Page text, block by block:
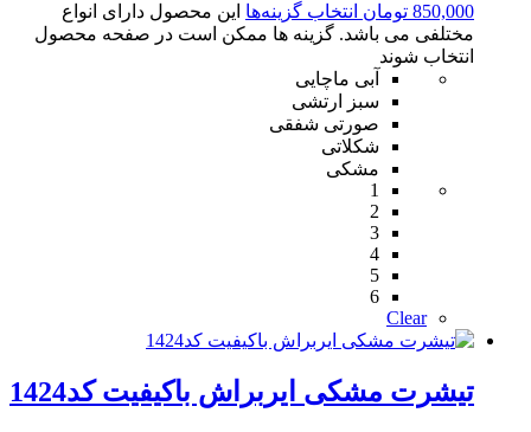
850,000 تومان انتخاب گزینه‌ها این محصول دارای انواع
مختلفی می باشد. گزینه ها ممکن است در صفحه محصول
انتخاب شوند
آبی ماچایی
سبز ارتشی
صورتی شفقی
شکلاتی
مشکی
1
2
3
4
5
6
Clear
تیشرت مشکی ایربراش باکیفیت کد1424